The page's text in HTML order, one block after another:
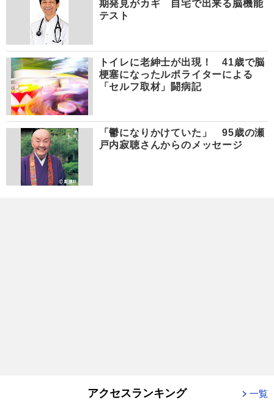
期発見がカギ 自宅で出来る脳機能
テスト
トイレに老紳士が出現！ 41歳で脳
梗塞になったルポライターによる
「セルフ取材」闘病記
「鬱になりかけていた」 95歳の瀬
戸内寂聴さんからのメッセージ
アクセスランキング 一覧